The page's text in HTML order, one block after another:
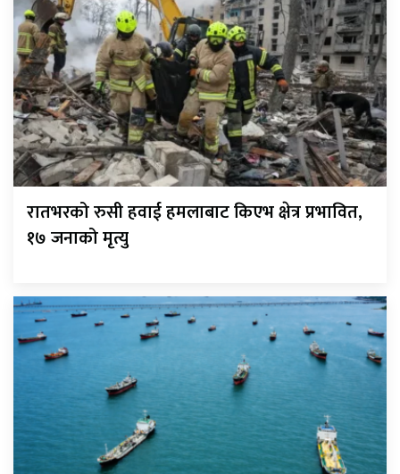
रातभरको रुसी हवाई हमलाबाट किएभ क्षेत्र प्रभावित,
१७ जनाको मृत्यु